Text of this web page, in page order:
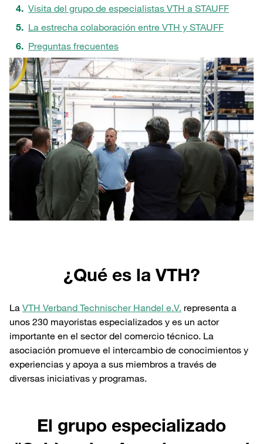
Visita del grupo de especialistas VTH a STAUFF
La estrecha colaboración entre VTH y STAUFF
Preguntas frecuentes
¿Qué es la VTH?
La VTH Verband Technischer Handel e.V. representa a
unos 230 mayoristas especializados y es un actor
importante en el sector del comercio técnico. La
asociación promueve el intercambio de conocimientos y
experiencias y apoya a sus miembros a través de
diversas iniciativas y programas.
El grupo especializado